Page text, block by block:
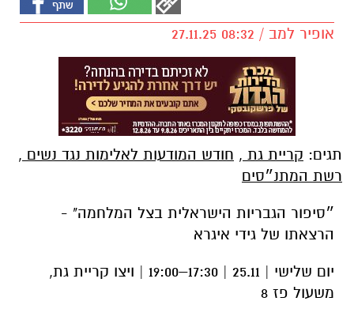
אופיר למב / 08:32 27.11.25
תגים: קריית גת , חודש המודעות לאלימות נגד נשים ,
רשת המתנ״סים
״סיפור הגבריות הישראלית בצל המלחמה" -
הרצאתו של גידי איגרא
יום שלישי | 25.11 | 17:30–19:00 | ויצו קריית גת,
משעול פז 8